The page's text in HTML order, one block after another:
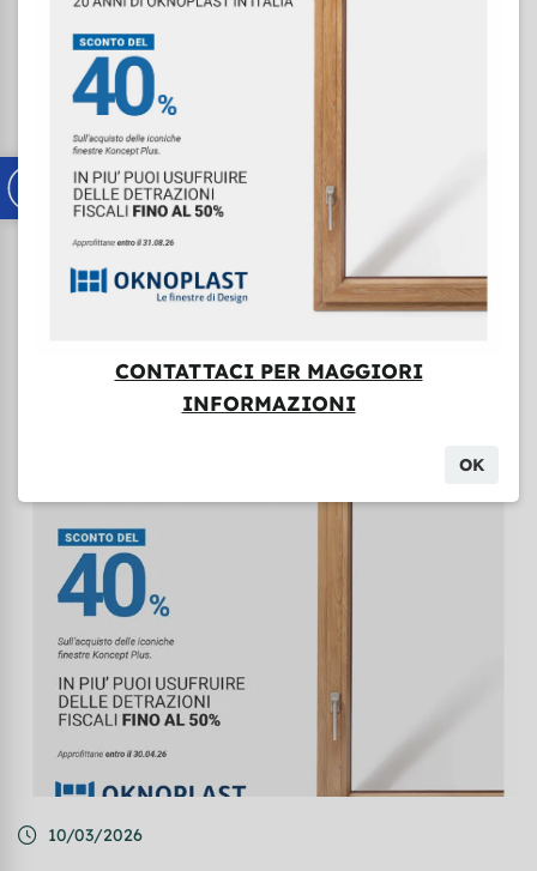
12/03/2026
Ecobonus 50% su Infissi a Verona:
approfitta delle Detrazioni 2026
La legge di bilancio ...
10/03/2026
CONTATTACI PER MAGGIORI
INFORMAZIONI
OK